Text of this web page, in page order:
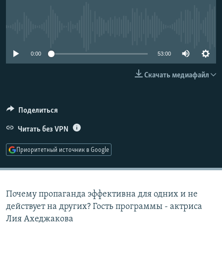
СОЦИАЛЬНЫЕ СЕТИ
0:00 53:00
Скачать медиафайл
Поделиться
Читать без VPN
Приоритетный источник в Google
Почему пропаганда эффективна для одних и не
действует на других? Гость программы - актриса
Лия Ахеджакова